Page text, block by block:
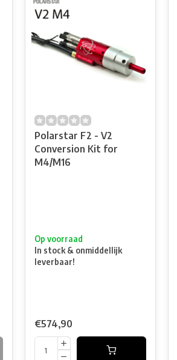
Polarstar F2 - V2
Conversion Kit for
M4/M16
Op voorraad
In stock & onmiddellijk
leverbaar!
€574,90